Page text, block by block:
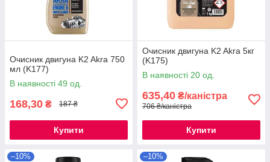
Очисник двигуна K2 Akra 750
мл (K177)
В наявності 49 од.
168,30 ₴ 187 ₴
Купити
Очисник двигуна K2 Akra 5кг
(K175)
В наявності 20 од.
635,40 ₴/каністра
706 ₴/каністра
Купити
–10% –10%